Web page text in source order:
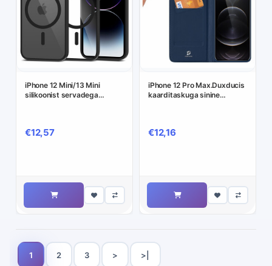
iPhone 12 Mini/13 Mini
silikoonist servadega
€12,57
iPhone 12 Pro Max.Duxducis
kaarditaskuga sinine
€12,16
1 2 3 > >|